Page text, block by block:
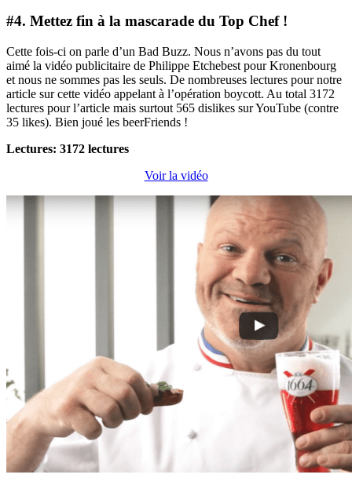
#4. Mettez fin à la mascarade du Top Chef !
Cette fois-ci on parle d’un Bad Buzz. Nous n’avons pas du tout
aimé la vidéo publicitaire de Philippe Etchebest pour Kronenbourg
et nous ne sommes pas les seuls. De nombreuses lectures pour notre
article sur cette vidéo appelant à l’opération boycott. Au total 3172
lectures pour l’article mais surtout 565 dislikes sur YouTube (contre
35 likes). Bien joué les beerFriends !
Lectures: 3172 lectures
Voir la vidéo